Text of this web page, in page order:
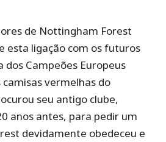
de Nottingham Forest
esta ligação com os futuros
dos Campeões Europeus
vermelhas do
seu antigo clube,
anos antes, para pedir um
devidamente obedeceu e